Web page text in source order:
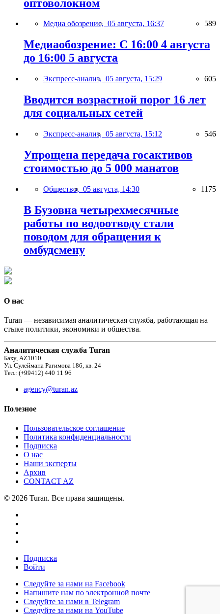
оптоволокном
Медиа обозрение, 05 августа, 16:37 589
Медиаобозрение: С 16:00 4 августа
до 16:00 5 августа
Экспресс-анализ, 05 августа, 15:29 605
Вводится возрастной порог 16 лет
для социальных сетей
Экспресс-анализ, 05 августа, 15:12 546
Упрощена передача госактивов
стоимостью до 5 000 манатов
Общество, 05 августа, 14:30 1175
В Бузовна четырехмесячные
работы по водоотводу стали
поводом для обращения к
омбудсмену
О нас
Turan — независимая аналитическая служба, работающая на
стыке политики, экономики и общества.
Аналитическая служба Turan
Баку, AZ1010
Ул. Сулеймана Рагимова 186, кв. 24
Тел.: (+99412) 440 11 96
agency@turan.az
Полезное
Пользовательское соглашение
Политика конфиденциальности
Подписка
О нас
Наши эксперты
Архив
CONTACT AZ
© 2026 Turan. Все права защищены.
Подписка
Войти
Следуйте за нами на Facebook
Напишите нам по электронной почте
Следуйте за нами в Telegram
Следуйте за нами на YouTube